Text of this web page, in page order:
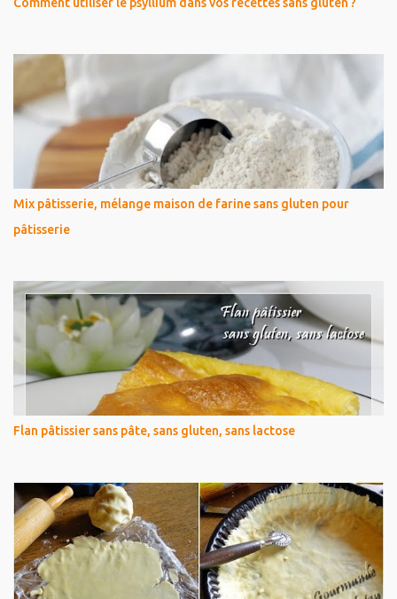
Mix pâtisserie, mélange maison de farine sans gluten pour
pâtisserie
Flan pâtissier sans pâte, sans gluten, sans lactose